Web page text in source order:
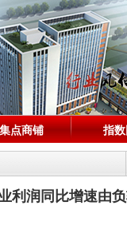
点商铺 指
利润同比增速由